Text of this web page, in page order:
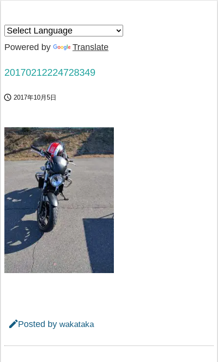
Powered by Translate
20170212224728349
 2017年10月5日
Posted by wakataka